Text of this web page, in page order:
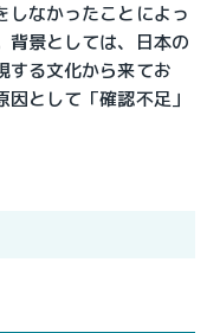
しなかったことによっ
背景としては、日本の
する文化から来てお
として「確認不足」